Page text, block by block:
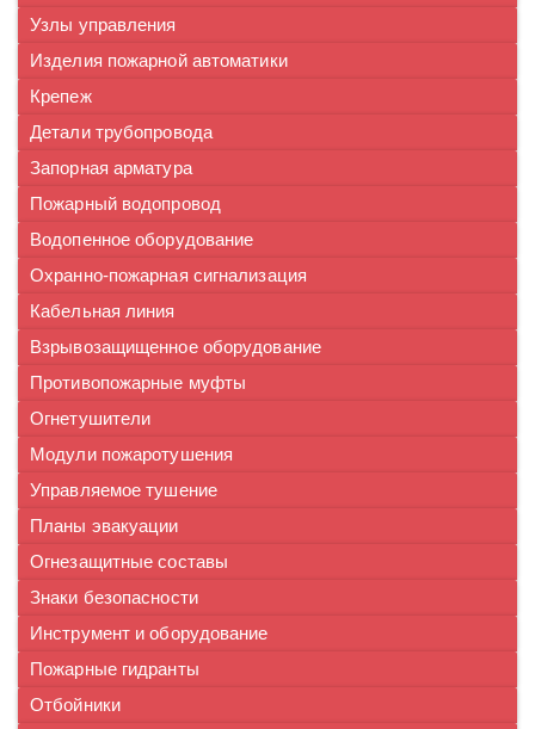
Узлы управления
Изделия пожарной автоматики
Крепеж
Детали трубопровода
Запорная арматура
Пожарный водопровод
Водопенное оборудование
Охранно-пожарная сигнализация
Кабельная линия
Взрывозащищенное оборудование
Противопожарные муфты
Огнетушители
Модули пожаротушения
Управляемое тушение
Планы эвакуации
Огнезащитные составы
Знаки безопасности
Инструмент и оборудование
Пожарные гидранты
Отбойники